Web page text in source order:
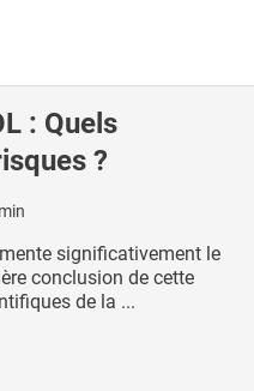
: Quels
?
significativement le
conclusion de cette
de la ...